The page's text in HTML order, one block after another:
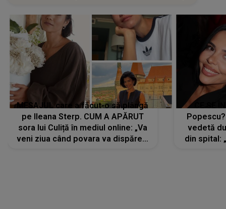
MESAJUL care a făcut-o să plângă
pe Ileana Sterp. CUM A APĂRUT
sora lui Culiță în mediul online: „Va
veni ziua când povara va dispărea,
vedetă
din spital: